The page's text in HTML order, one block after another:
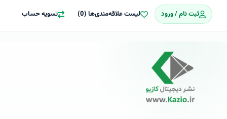
ثبت نام / ورود لیست علاقه‌مندی‌ها (0) تسویه حساب